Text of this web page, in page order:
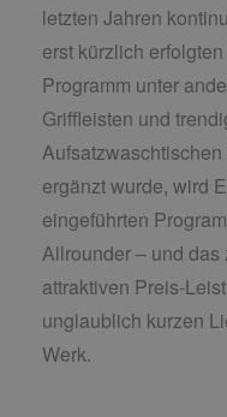
letzten Jahren
erst kürzlich
Programm unter
Griffleisten und
ergänzt wurde, wird
eingeführten
Allrounder – und
attraktiven Preis-
unglaublich kurzen
Werk.